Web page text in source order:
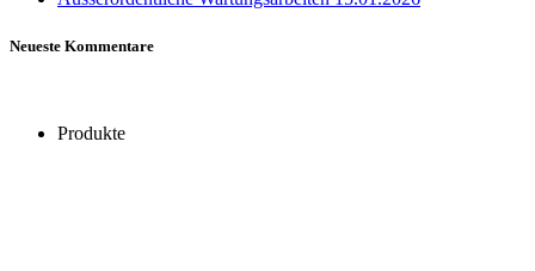
Neueste Kommentare
Produkte